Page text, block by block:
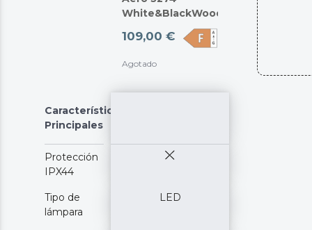
White&BlackWood
109,00 €
Agotado
Características
Principales
Protección
IPX44
Tipo de
lámpara
LED